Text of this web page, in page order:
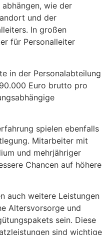
wie der
und der
In großen
für Personalleiter
in der Personalabteilung
Euro brutto pro
spielen ebenfalls
Mitarbeiter mit
und mehrjähriger
Chancen auf höhere
auch weitere Leistungen
Altersvorsorge und
sein. Diese
sind wichtige